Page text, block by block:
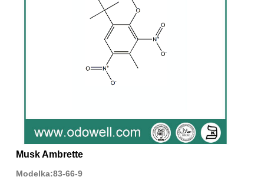
Musk Ambrette
Modelka:83-66-9